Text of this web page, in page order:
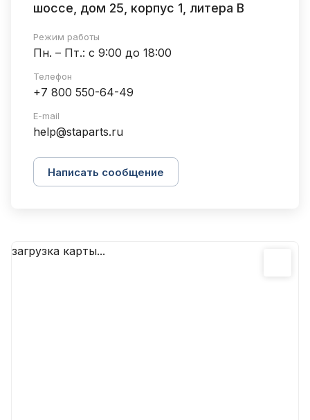
загрузка карты...
шоссе, дом 25, корпус 1, литера В
Режим работы
Пн. – Пт.: с 9:00 до 18:00
Телефон
+7 800 550-64-49
E-mail
help@staparts.ru
Написать сообщение